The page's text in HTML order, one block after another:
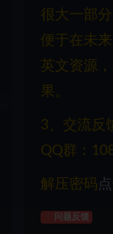
很大一部
便于在未
英文资源
果。
3、交流反
QQ群：
解压密码
问题反馈